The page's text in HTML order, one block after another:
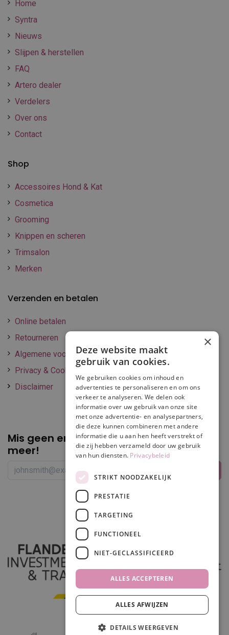
In winkelwagen
0
Home
Syntra
Nieuws
Slijpen & herstellen
FAQ
Artero dealer
Verdelers
Over ons
Contact
Shop
Accessoires Hond & Kat
Cosmetica
Grooming
Knippen en scheren
Trimsalon
Merken
Verzenden en betalen
Online betalen
Retourneren
Algemene voorwaarden
Privacy & Cookie policy
Disclaimer
Mis geen enkelepromotie of korting
meer!
×
Deze website maakt
gebruik van cookies.
We gebruiken cookies om inhoud en
advertenties te personaliseren en om ons
verkeer te analyseren. We delen ook
informatie over uw gebruik van onze site
met onze advertentie- en analysepartners,
die deze kunnen combineren met andere
informatie die u aan hen heeft verstrekt of
die zij hebben verzameld door uw gebruik
van hun diensten. Privacybeleid
STRIKT NOODZAKELIJK
PRESTATIE
TARGETING
FUNCTIONEEL
NIET-GECLASSIFICEERD
ALLES ACCEPTEREN
ALLES AFWIJZEN
DETAILS WEERGEVEN